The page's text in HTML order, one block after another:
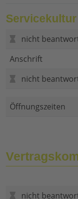
nicht
Anschrift
nicht
Öffnungszeiten
nicht